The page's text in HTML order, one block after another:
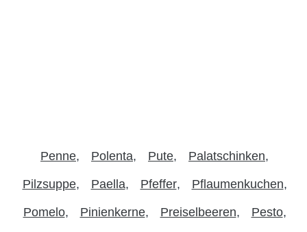
Penne Polenta Pute Palatschinken
Pilzsuppe Paella Pfeffer Pflaumenkuchen
Pomelo Pinienkerne Preiselbeeren Pesto